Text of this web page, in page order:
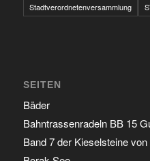
Stadtverordnetenversammlung
SEITEN
Bäder
Bahntrassenradeln BB 15
Band 7 der Kieselsteine